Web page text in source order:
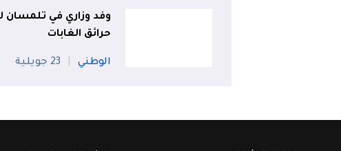
وفد وزاري في تلمسان
حرائق الغابات
الوطني 23 جويلية